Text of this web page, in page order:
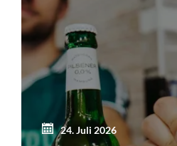
24. Juli 2026